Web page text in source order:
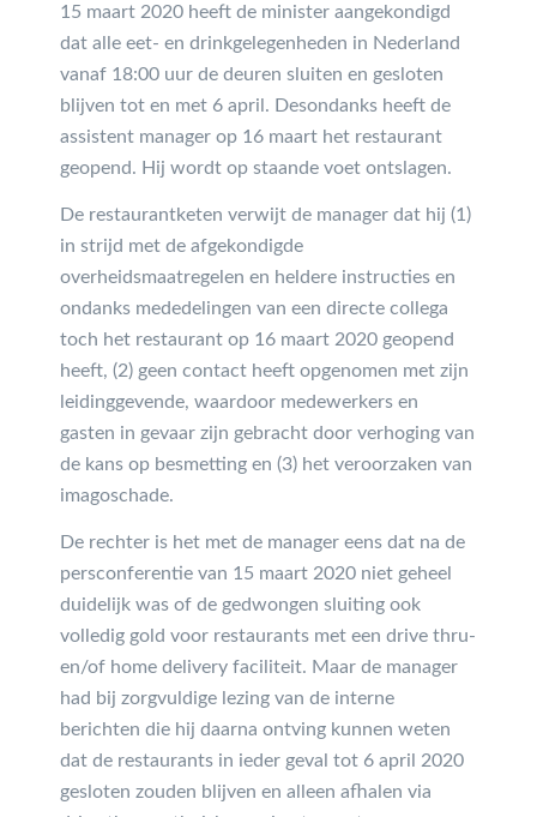
15 maart 2020 heeft de minister aangekondigd
dat alle eet- en drinkgelegenheden in Nederland
vanaf 18:00 uur de deuren sluiten en gesloten
blijven tot en met 6 april. Desondanks heeft de
assistent manager op 16 maart het restaurant
geopend. Hij wordt op staande voet ontslagen.
De restaurantketen verwijt de manager dat hij (1)
in strijd met de afgekondigde
overheidsmaatregelen en heldere instructies en
ondanks mededelingen van een directe collega
toch het restaurant op 16 maart 2020 geopend
heeft, (2) geen contact heeft opgenomen met zijn
leidinggevende, waardoor medewerkers en
gasten in gevaar zijn gebracht door verhoging van
de kans op besmetting en (3) het veroorzaken van
imagoschade.
De rechter is het met de manager eens dat na de
persconferentie van 15 maart 2020 niet geheel
duidelijk was of de gedwongen sluiting ook
volledig gold voor restaurants met een drive thru-
en/of home delivery faciliteit. Maar de manager
had bij zorgvuldige lezing van de interne
berichten die hij daarna ontving kunnen weten
dat de restaurants in ieder geval tot 6 april 2020
gesloten zouden blijven en alleen afhalen via